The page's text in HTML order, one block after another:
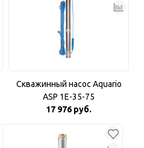
Скважинный насос Aquario
ASP 1E-35-75
17 976 руб.